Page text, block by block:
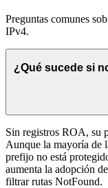
Preguntas comunes
IPv4.
¿Qué sucede si
Sin registros ROA, su
Aunque la mayoría de
prefijo no está
aumenta la adopción
filtrar rutas NotFound.